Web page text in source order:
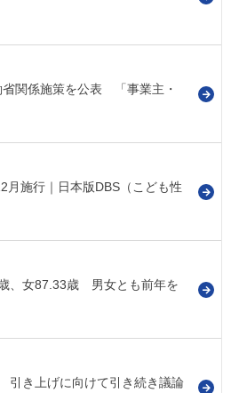
関係施策を公表 「事業主・
月施行｜日本版DBS（こども性
、女87.33歳 男女とも前年を
き上げに向けて引き続き議論